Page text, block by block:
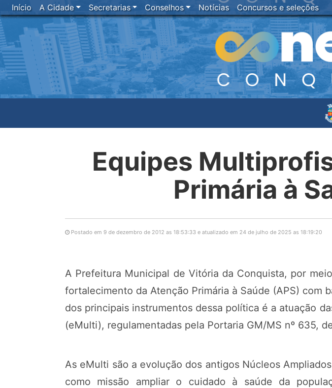
Início A Cidade Secretarias Conselhos Notícias Concursos e seleções
Equipes
Primária à
Postado em 9 de dezembro de 2012 as 18:53:33 e atualizado em 24 de julho de 2025 as 18:19:20
A Prefeitura Municipal de Vitória da Conquista, por
fortalecimento da Atenção Primária à Saúde (APS) com
dos principais instrumentos dessa política é a atuação
(eMulti), regulamentadas pela Portaria GM/MS nº 635,
As eMulti são a evolução dos antigos Núcleos
como missão ampliar o cuidado à saúde da